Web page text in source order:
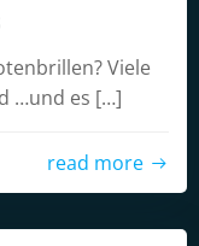
Viele
…und es […]
read more